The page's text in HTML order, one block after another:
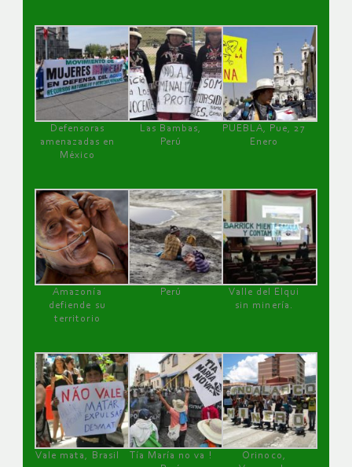
Defensoras
amenazadas en
México
Las Bambas,
Perú
PUEBLA, Pue, 27
Enero
Amazonía
defiende su
territorio
Perú
Valle del Elqui
sin minería.
Vale mata, Brasil
Tía María no va !
Orinoco,